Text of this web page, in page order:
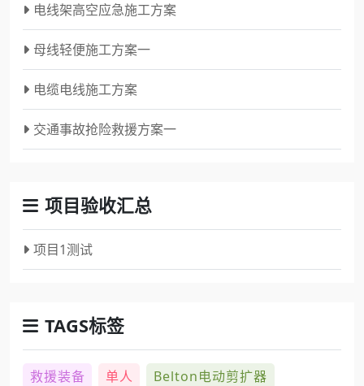
电线架高空应急施工方案
母线轻便施工方案一
电缆电线施工方案
交通事故抢险救援方案一
项目验收汇总
项目1测试
TAGS标签
救援装备 单人
Belton电动剪扩器